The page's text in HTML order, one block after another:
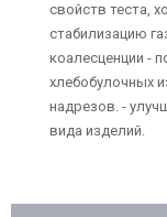
свойств теста,
стабилизацию
коалесценции -
хлебобулочных
надрезов. -
вида изделий.